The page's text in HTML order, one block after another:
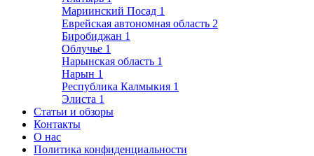
Мариинский Посад 1
Еврейская автономная область 2
Биробиджан 1
Облучье 1
Нарынская область 1
Нарын 1
Республика Калмыкия 1
Элиста 1
Статьи и обзоры
Контакты
О нас
Политика конфиденциальности